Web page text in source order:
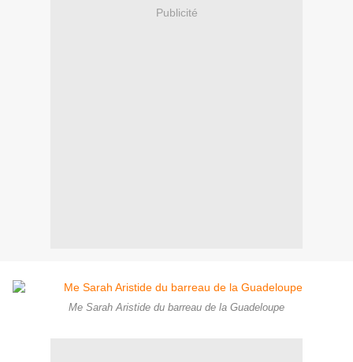
Publicité
Me Sarah Aristide du barreau de la Guadeloupe